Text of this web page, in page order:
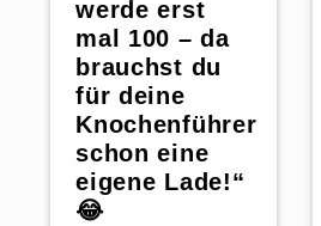
werde erst
mal 100 – da
brauchst du
für deine
Knochenführer
schon eine
eigene Lade!“
😂